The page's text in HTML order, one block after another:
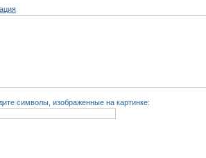
символы, изображенные на картинке: